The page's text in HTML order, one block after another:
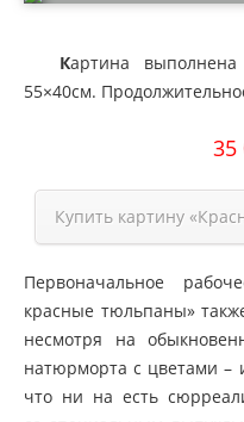
Картина
55×40см.
35
Купить картину
Первоначальное
красные тюльпаны»
несмотря на
натюрморта с цветами –
что ни на есть